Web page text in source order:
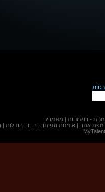
- דוגמניות | מאמרים
מפת אתר |אומנות הפיתוי | רדיו | הובלות |